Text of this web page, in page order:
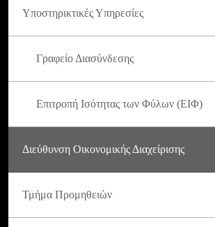
Υποστηρικτικές Υπηρεσίες
Γραφείο Διασύνδεσης
Επιτροπή Ισότητας των Φύλων (ΕΙΦ)
Διεύθυνση Οικονομικής Διαχείρισης
Τμήμα Προμηθειών